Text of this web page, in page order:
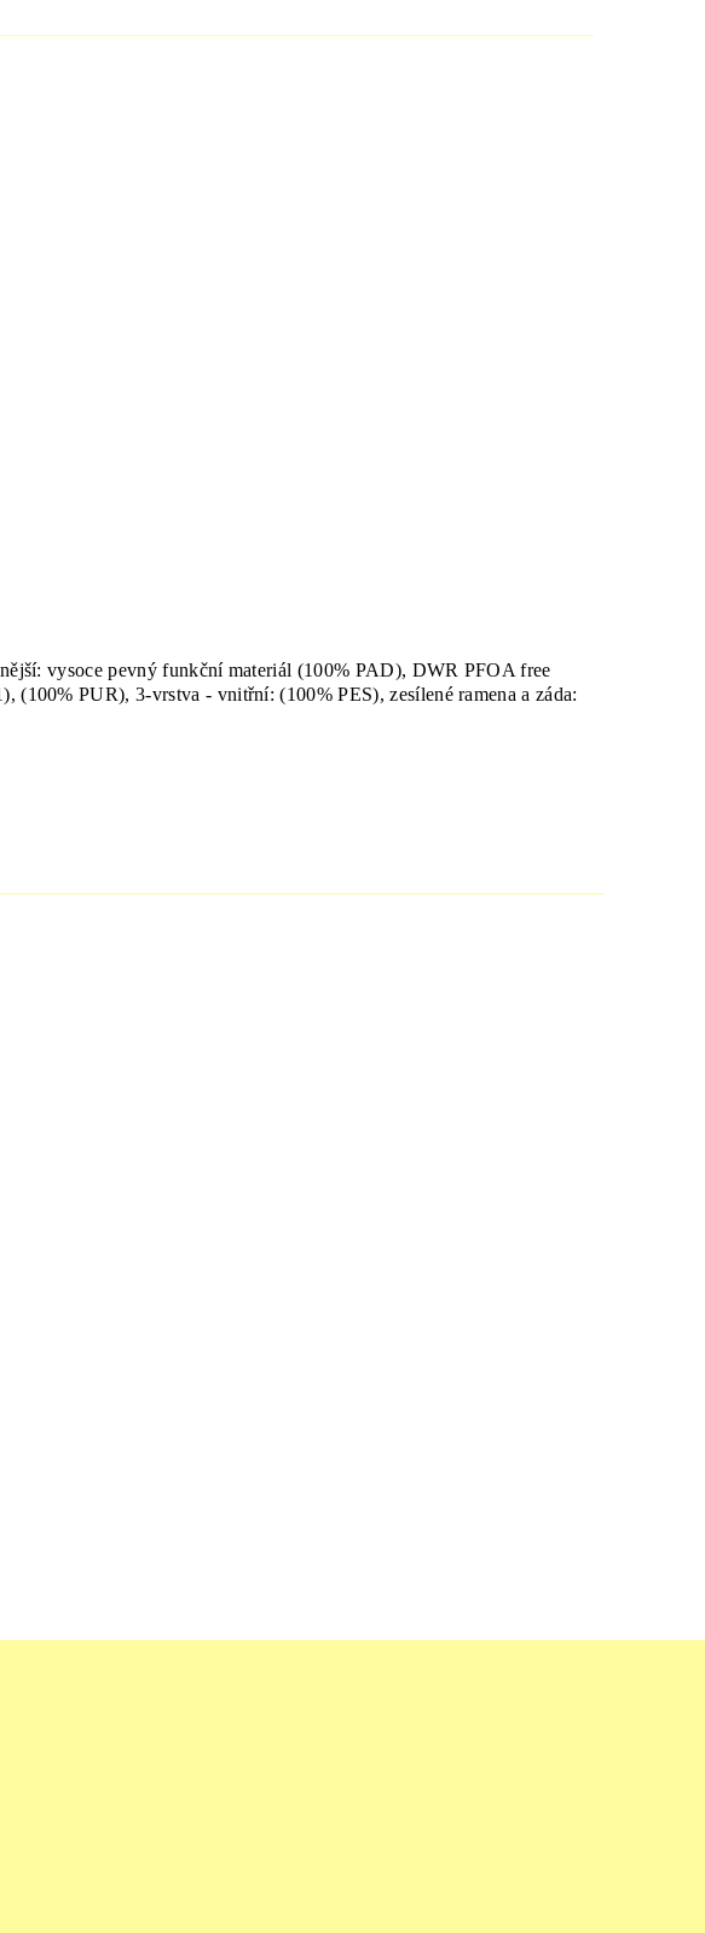
vysoce pevný funkční materiál (100% PAD), DWR PFOA free
PUR), 3-vrstva - vnitřní: (100% PES), zesílené ramena a záda: